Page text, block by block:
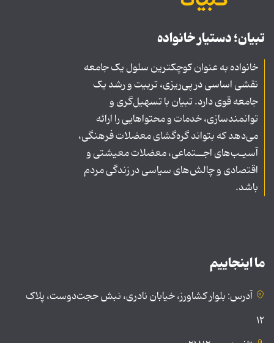
تبیان؛ دستیار خانواده
خانواده به عنوان کوچکترین سلول یک جامعه
نقشی اساسی در پی‌ریزی، تربیت و رشد یک
جامعه قوی دارد. تبیان با تسهیل‌گری و
توانمندسازی، خدمات و محتواهایی را ارائه
می‌دهد که بتواند گره‌گشای معضلات فرهنگی،
آسیـب‌های اجــتماعی، معضلات معیشتی و
اقتصادی و چالش‌های سیاسی در زندگی مردم
باشد.
ما اینجاییم
آدرس: بلوار کشاورز، خیابان نادری، نبش حجت‌دوست، پلاک
۱۲